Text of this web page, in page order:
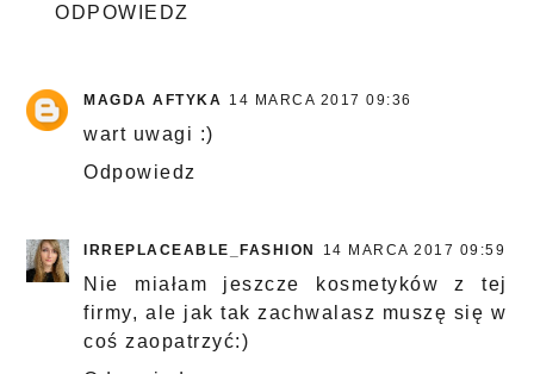
ODPOWIEDZ
MAGDA AFTYKA 14 MARCA 2017 09:36
wart uwagi :)
Odpowiedz
IRREPLACEABLE_FASHION 14 MARCA 2017 09:59
Nie miałam jeszcze kosmetyków z tej
firmy, ale jak tak zachwalasz muszę się w
coś zaopatrzyć:)